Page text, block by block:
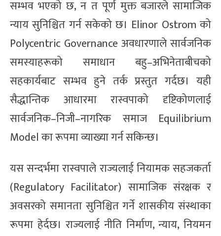
सम्भव भएको छ, न त पूर्ण मुक्त बजारले सामाजिक
न्याय सुनिश्चित गर्न सकेको छ। Elinor Ostrom को
Polycentric Governance अवधारणाले सार्वजनिक
समस्याहरूको समाधान बहु–अभिनेताबीचको
सहकार्यबाट सम्भव हुने तर्क प्रस्तुत गर्दछ। यही
सैद्धान्तिक आधारमा रास्वपाको दृष्टिकोणलाई
सार्वजनिक–निजी–नागरिक समाज Equilibrium
Model का रूपमा व्याख्या गर्न सकिन्छ।
यस सन्दर्भमा रास्वपाले राज्यलाई नियामक सहजकर्ता
(Regulatory Facilitator) सामाजिक संरक्षक र
अवसरको समानता सुनिश्चित गर्ने शासकीय संस्थाका
रूपमा हेर्दछ। राज्यलाई नीति निर्माण, न्याय, नियमन